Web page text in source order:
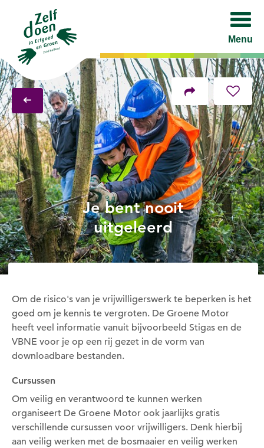
Menu
Facebook
Twitter
LinkedIn
Mail
Je bent nooit
uitgeleerd
Om de risico's van je vrijwilligerswerk te beperken is het
goed om je kennis te vergroten. De Groene Motor
heeft veel informatie vanuit bijvoorbeeld Stigas en de
VBNE voor je op een rij gezet in de vorm van
downloadbare bestanden.
Cursussen
Om veilig en verantwoord te kunnen werken
organiseert De Groene Motor ook jaarlijks gratis
verschillende cursussen voor vrijwilligers. Denk hierbij
aan veilig werken met de bosmaaier en veilig werken